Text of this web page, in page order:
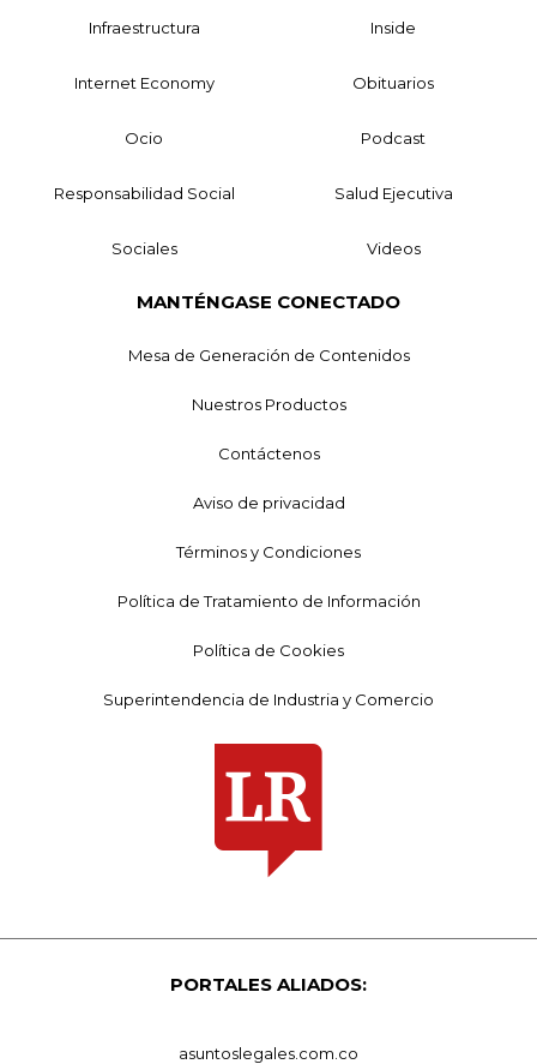
Infraestructura Inside
Internet Economy Obituarios
Ocio Podcast
Responsabilidad Social Salud Ejecutiva
Sociales Videos
MANTÉNGASE CONECTADO
Mesa de Generación de Contenidos
Nuestros Productos
Contáctenos
Aviso de privacidad
Términos y Condiciones
Política de Tratamiento de Información
Política de Cookies
Superintendencia de Industria y Comercio
PORTALES ALIADOS:
asuntoslegales.com.co